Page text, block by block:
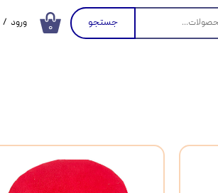
۰ جستجو ورود /